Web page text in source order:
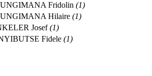
Fridolin (1)
Hilaire (1)
Josef(1)
Fidele (1)